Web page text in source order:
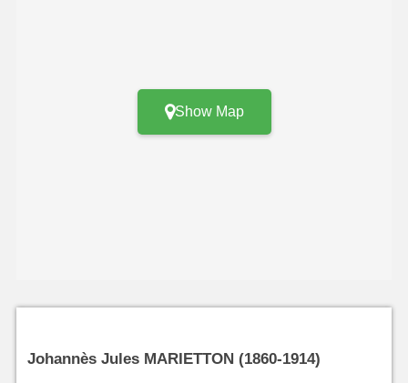
Show Map
Johannès Jules MARIETTON (1860-1914)